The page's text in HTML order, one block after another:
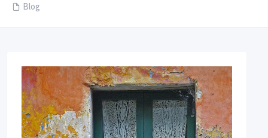
Blog